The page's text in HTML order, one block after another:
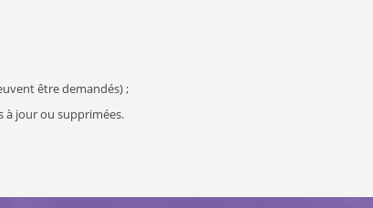
être demandés) ;
à jour ou supprimées.